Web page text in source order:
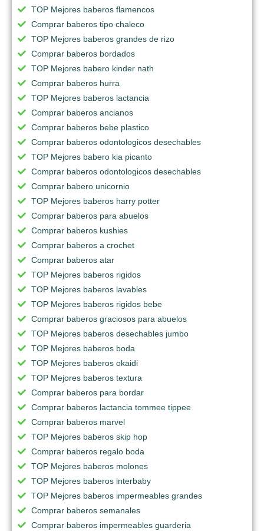
TOP Mejores baberos flamencos
Comprar baberos tipo chaleco
TOP Mejores baberos grandes de rizo
Comprar baberos bordados
TOP Mejores babero kinder nath
Comprar baberos hurra
TOP Mejores baberos lactancia
Comprar baberos ancianos
Comprar baberos bebe plastico
Comprar baberos odontologicos desechables
TOP Mejores babero kia picanto
Comprar baberos odontologicos desechables
Comprar babero unicornio
TOP Mejores baberos harry potter
Comprar baberos para abuelos
Comprar baberos kushies
Comprar baberos a crochet
Comprar baberos atar
TOP Mejores baberos rigidos
TOP Mejores baberos lavables
TOP Mejores baberos rigidos bebe
Comprar baberos graciosos para abuelos
TOP Mejores baberos desechables jumbo
TOP Mejores baberos boda
TOP Mejores baberos okaidi
TOP Mejores baberos textura
Comprar baberos para bordar
Comprar baberos lactancia tommee tippee
Comprar baberos marvel
TOP Mejores baberos skip hop
Comprar baberos regalo boda
TOP Mejores baberos molones
TOP Mejores baberos interbaby
TOP Mejores baberos impermeables grandes
Comprar baberos semanales
Comprar baberos impermeables guarderia